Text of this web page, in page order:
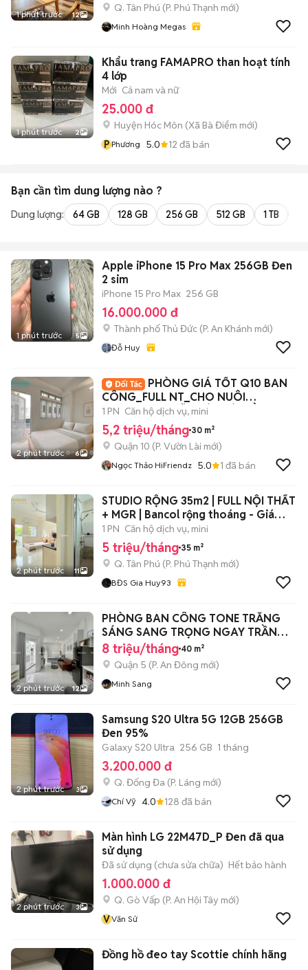
1 phút trước 12
Q. Tân Phú (P. Phú Thạnh mới)
Minh Hoàng Megas
1 phút trước 2
Khẩu trang FAMAPRO than hoạt tính
4 lớp
Mới Cả nam và nữ
25.000 đ
Huyện Hóc Môn (Xã Bà Điểm mới)
P Phương 5.0 12 đã bán
Bạn cần tìm dung lượng nào ?
Dung lượng: 64 GB 128 GB 256 GB 512 GB 1 TB
1 phút trước 5
Apple iPhone 15 Pro Max 256GB Đen
2 sim
iPhone 15 Pro Max 256 GB
16.000.000 đ
Thành phố Thủ Đức (P. An Khánh mới)
Đỗ Huy
2 phút trước 6
PHÒNG GIÁ TỐT Q10 BAN
CÔNG_FULL NT_CHO NUÔI
PET_NGAY NGÃ 7 LÝ THÁI TỔ
1 PN Căn hộ dịch vụ, mini
5,2 triệu/tháng 30 m²
Quận 10 (P. Vườn Lài mới)
Ngọc Thảo HiFriendz 5.0 1 đã bán
2 phút trước 11
STUDIO RỘNG 35m2 | FULL NỘI THẤT
+ MGR | Bancol rộng thoáng - Giá
5trx
1 PN Căn hộ dịch vụ, mini
5 triệu/tháng 35 m²
Q. Tân Phú (P. Phú Thạnh mới)
BĐS Gia Huy93
2 phút trước 12
PHÒNG BAN CÔNG TONE TRẮNG
SÁNG SANG TRỌNG NGAY TRẦN
HƯNG ĐẠO
8 triệu/tháng 40 m²
Quận 5 (P. An Đông mới)
Minh Sang
2 phút trước 3
Samsung S20 Ultra 5G 12GB 256GB
Đen 95%
Galaxy S20 Ultra 256 GB 1 tháng
3.200.000 đ
Q. Đống Đa (P. Láng mới)
Chí Vỹ 4.0 128 đã bán
2 phút trước 3
Màn hình LG 22M47D_P Đen đã qua
sử dụng
Đã sử dụng (chưa sửa chữa) Hết bảo hành
1.000.000 đ
Q. Gò Vấp (P. An Hội Tây mới)
VVăn Sử
Đồng hồ đeo tay Scottie chính hãng